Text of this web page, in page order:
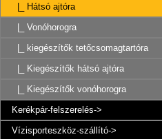
|_ Hátsó ajtóra
|_ Vonóhorogra
|_ kiegészítők tetőcsomagtartóra
|_ Kiegészítők hátsó ajtóra
|_ Kiegészítők vonóhorogra
Kerékpár-felszerelés->
Vízisporteszköz-szállító->